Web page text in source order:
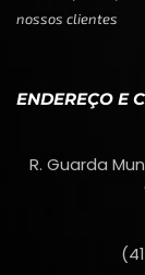
nossos clientes
ENDEREÇO E
R. Guarda